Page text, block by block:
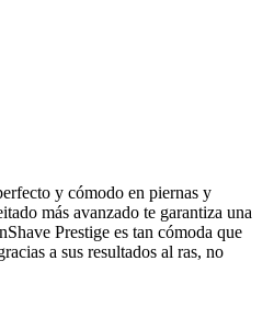
y cómodo en piernas y
más avanzado te garantiza una
Prestige es tan cómoda que
a sus resultados al ras, no